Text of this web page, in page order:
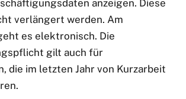
anzeigen. Diese
verlängert werden. Am
es elektronisch. Die
gilt auch für
die im letzten Jahr von Kurzarbeit